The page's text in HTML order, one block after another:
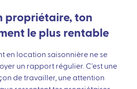
propriétaire, ton
le plus rentable
en location saisonnière ne se
un rapport régulier. C'est une
de travailler, une attention